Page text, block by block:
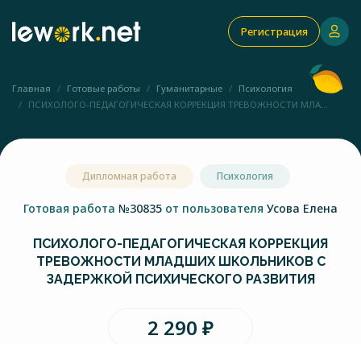
Регистрация
Главная Готовые работы Гуманитарные
Психология
ПСИХОЛОГО-ПЕДАГОГИЧЕСКАЯ КОРРЕКЦИЯ ТРЕВОЖНОСТИ МЛА...
Дипломная работа Психология
Готовая работа №30835 от пользователя Усова Елена
ПСИХОЛОГО-ПЕДАГОГИЧЕСКАЯ КОРРЕКЦИЯ
ТРЕВОЖНОСТИ МЛАДШИХ ШКОЛЬНИКОВ С
ЗАДЕРЖКОЙ ПСИХИЧЕСКОГО РАЗВИТИЯ
2 290 ₽